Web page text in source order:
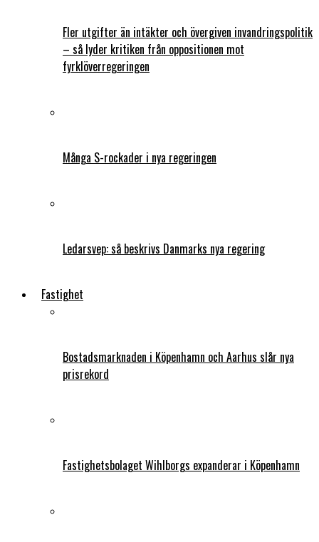
Fler utgifter än intäkter och övergiven invandringspolitik
– så lyder kritiken från oppositionen mot
fyrklöverregeringen
Många S-rockader i nya regeringen
Ledarsvep: så beskrivs Danmarks nya regering
Fastighet
Bostadsmarknaden i Köpenhamn och Aarhus slår nya
prisrekord
Fastighetsbolaget Wihlborgs expanderar i Köpenhamn